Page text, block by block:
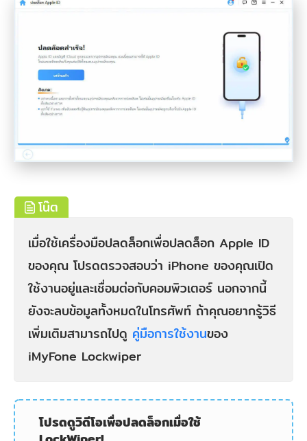
โน๊ต
เมื่อใช้เครื่องมือปลดล็อกเพื่อปลดล็อก Apple ID
ของคุณ โปรดตรวจสอบว่า iPhone ของคุณเปิด
ใช้งานอยู่และเชื่อมต่อกับคอมพิวเตอร์ นอกจากนี้
ยังจะลบข้อมูลทั้งหมดในโทรศัพท์ ถ้าคุณอยากรู้วิธี
เพิ่มเติมสามารถไปดู คู่มือการใช้งานของ
iMyFone Lockwiper
โปรดดูวิดีโอเพื่อปลดล็อกเมื่อใช้